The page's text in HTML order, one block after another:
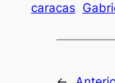
caracas